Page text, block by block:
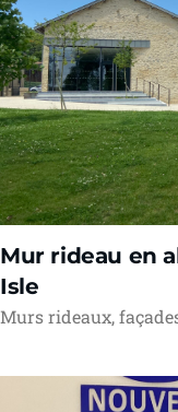
Mur rideau en
Isle
Murs rideaux,